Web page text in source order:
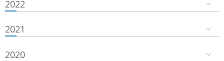
2022
2021
2020